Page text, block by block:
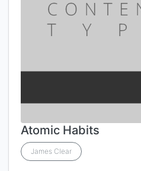
Atomic Habits
James Clear